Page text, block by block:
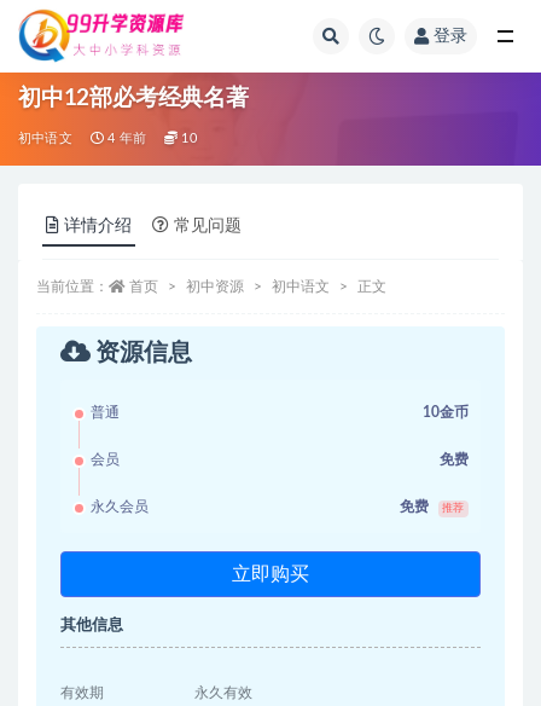
登录
初中12部必考经典名著
初中语文 4 年前 10
详情介绍 常见问题
当前位置： 首页 初中资源 初中语文 正文
资源信息
普通 10金币
会员 免费
永久会员 免费 推荐
立即购买
其他信息
有效期 永久有效